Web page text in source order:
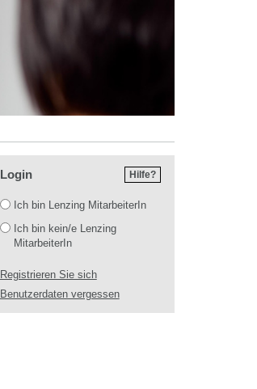
Hilfe?
Login
Ich bin Lenzing MitarbeiterIn
Ich bin kein/e Lenzing
MitarbeiterIn
Registrieren Sie sich
Benutzerdaten vergessen